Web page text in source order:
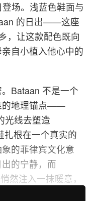
登场。浅蓝色鞋面与
的日出——这座
，让这款配色既向
自小植入他心中的
Bataan 不是一个
的地理锚点——
光线去塑造
扎根在一个真实的
的菲律宾文化意
的宁静，而
然注入一抹暖意，
整组色调。GT Cut